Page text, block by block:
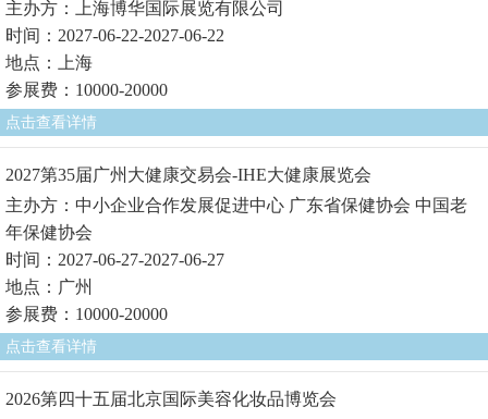
主办方：上海博华国际展览有限公司
时间：2027-06-22-2027-06-22
地点：上海
参展费：10000-20000
点击查看详情
2027第35届广州大健康交易会-IHE大健康展览会
主办方：中小企业合作发展促进中心 广东省保健协会 中国老
年保健协会
时间：2027-06-27-2027-06-27
地点：广州
参展费：10000-20000
点击查看详情
2026第四十五届北京国际美容化妆品博览会